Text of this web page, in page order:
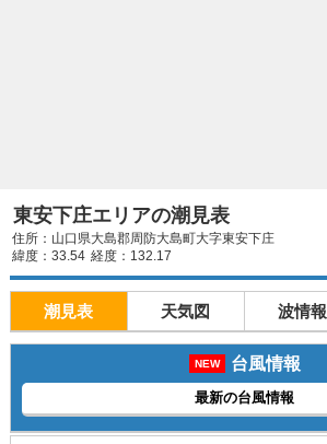
東安下庄エリアの潮見表
住所：山口県大島郡周防大島町大字東安下庄
緯度：33.54 経度：132.17
潮見表 天気図 波情報
NEW 台風情報
最新の台風情報